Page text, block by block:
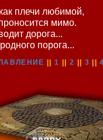
плечи любимой,
мимо.
дорога...
порога...
||1 2 3 ||